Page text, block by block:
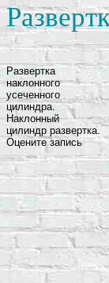
Развертка
наклонного
усеченного
цилиндра.
Наклонный
цилиндр развертка.
Оцените запись